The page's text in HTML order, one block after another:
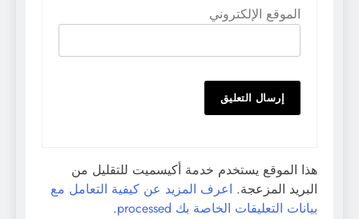
الموقع الإلكتروني
هذا الموقع يستخدم خدمة أكيسميت للتقليل من
البريد المزعجة. اعرف المزيد عن كيفية التعامل مع
بيانات التعليقات الخاصة بك processed
.